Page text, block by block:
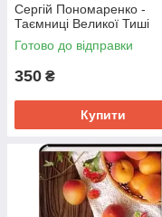
Сергій Пономаренко -
Таємниці Великої Тиші
Готово до відправки
350 ₴
Купити